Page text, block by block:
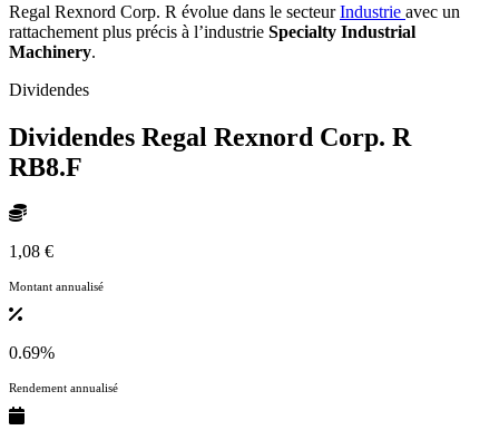
Regal Rexnord Corp. R évolue dans le secteurIndustrie avec un
rattachement plus précis à l’industrie Specialty Industrial
Machinery.
Dividendes
Dividendes Regal Rexnord Corp. R
RB8.F
1,08 €
Montant annualisé
0.69%
Rendement annualisé